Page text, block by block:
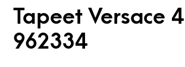
Tapeet Versace 4
962334